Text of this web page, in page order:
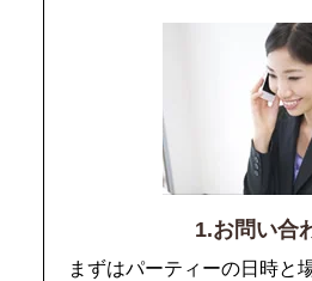
1.お問い合
まずはパーティーの日時と